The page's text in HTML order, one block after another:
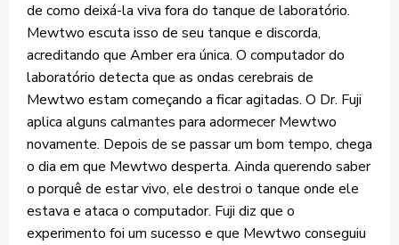
de como deixá-la viva fora do tanque de laboratório.
Mewtwo escuta isso de seu tanque e discorda,
acreditando que Amber era única. O computador do
laboratório detecta que as ondas cerebrais de
Mewtwo estam começando a ficar agitadas. O Dr. Fuji
aplica alguns calmantes para adormecer Mewtwo
novamente. Depois de se passar um bom tempo, chega
o dia em que Mewtwo desperta. Ainda querendo saber
o porquê de estar vivo, ele destroi o tanque onde ele
estava e ataca o computador. Fuji diz que o
experimento foi um sucesso e que Mewtwo conseguiu